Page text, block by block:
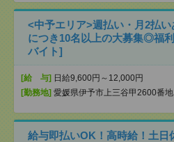
<中予エリア>週払い・月2払
につき10名以上の大募集◎福
バイト]
[給 与] 日給9,600円～12,000円
[勤務地] 愛媛県伊予市上三谷甲2600番
給与即払いOK！高時給！土日